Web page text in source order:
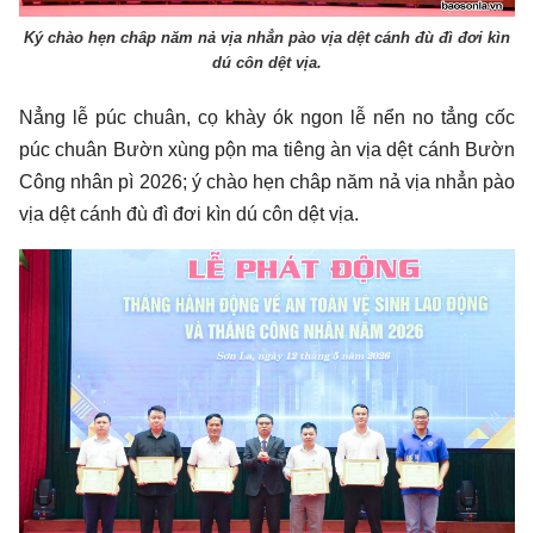
Ký chào hẹn châp năm nả vịa nhẳn pào vịa dệt cánh đù đì đơi kìn
dú côn dệt vịa.
Nẳng lễ púc chuân, cọ khày ók ngon lễ nển no tẳng cốc
púc chuân Bườn xùng pộn ma tiêng àn vịa dệt cánh Bườn
Công nhân pì 2026; ý chào hẹn châp năm nả vịa nhẳn pào
vịa dệt cánh đù đì đơi kìn dú côn dệt vịa.